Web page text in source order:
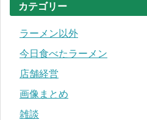
カテゴリー
ラーメン以外
今日食べたラーメン
店舗経営
画像まとめ
雑談